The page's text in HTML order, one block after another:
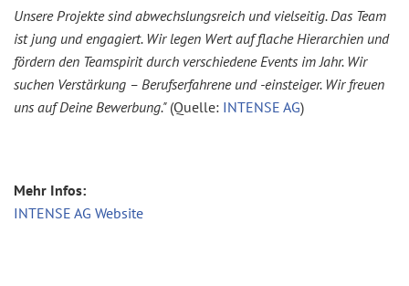
Unsere Projekte sind abwechslungsreich und vielseitig. Das Team
ist jung und engagiert. Wir legen Wert auf flache Hierarchien und
fördern den Teamspirit durch verschiedene Events im Jahr. Wir
suchen Verstärkung – Berufserfahrene und -einsteiger. Wir freuen
uns auf Deine Bewerbung." (Quelle: INTENSE AG)
Mehr Infos:
INTENSE AG Website